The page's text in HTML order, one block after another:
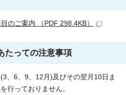
のご案内 （PDF 298.4KB）
たっての注意事項
、6、9、12月)及びその翌月10日ま
行っておりません。